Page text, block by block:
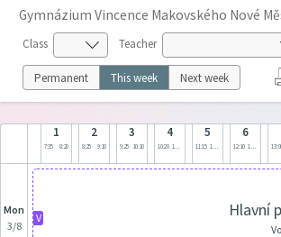
Gymnázium Vincence Makovského Nové
Class Teacher
Permanent This week Next week
1
7:35 8:20
2
8:25 9:10
3
9:25 10:10
4
10:20 11:05
5
11:15 12:00
6
12:10 12:55
Mon
3/8
V Hlavní